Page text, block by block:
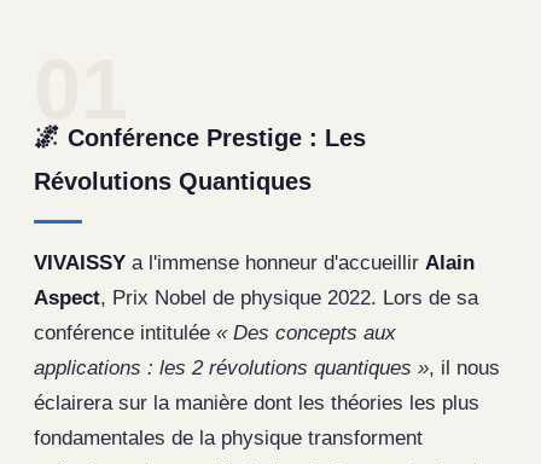
🌌 Conférence Prestige : Les
Révolutions Quantiques
VIVAISSY a l'immense honneur d'accueillir Alain
Aspect, Prix Nobel de physique 2022. Lors de sa
conférence intitulée « Des concepts aux
applications : les 2 révolutions quantiques », il nous
éclairera sur la manière dont les théories les plus
fondamentales de la physique transforment